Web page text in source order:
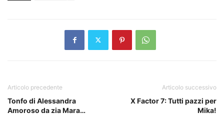
Articolo precedente
Tonfo di Alessandra
Amoroso da zia Mara…
Articolo successivo
X Factor 7: Tutti pazzi per
Mika!